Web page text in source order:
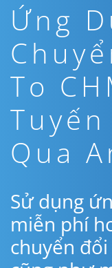
Ứng
To
Qua
Sử dụng
miễn phí
chuyển